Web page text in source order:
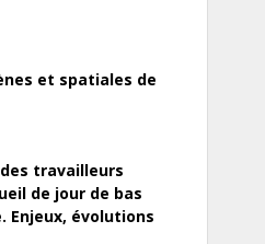
et spatiales de
travailleurs
de jour de bas
Enjeux, évolutions